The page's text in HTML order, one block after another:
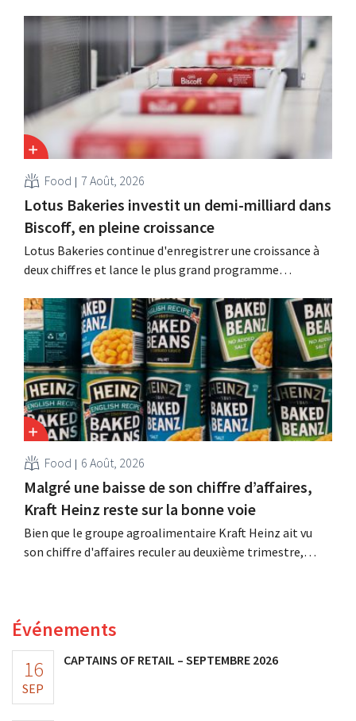
considérablement ses coûts tout en investissant dans la
croissance, notamment pour Guinness et les cocktails
prêts à boire.
Food 7 Août, 2026
Lotus Bakeries investit un demi-milliard dans
Biscoff, en pleine croissance
Lotus Bakeries continue d'enregistrer une croissance à
deux chiffres et lance le plus grand programme
capacité de production de Biscoff : « Nous devons saisir
cette opportunité ».
Food 6 Août, 2026
Malgré une baisse de son chiffre d’affaires,
Kraft Heinz reste sur la bonne voie
Bien que le groupe agroalimentaire Kraft Heinz ait vu
son chiffre d'affaires reculer au deuxième trimestre,
Événements
16
SEP
CAPTAINS OF RETAIL – SEPTEMBRE 2026